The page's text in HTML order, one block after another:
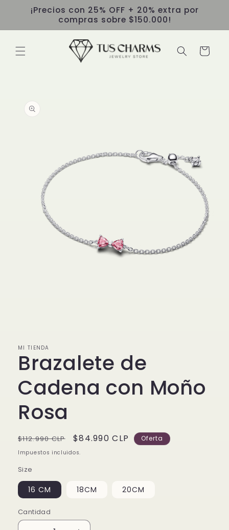
directamente
¡Precios con 25% OFF + 20% extra por
compras sobre $150.000!
Carrito
información
una
ventana
modal
MI TIENDA
Brazalete de
Cadena con Moño
Rosa
Precio
habitual
$112.990 CLP
Precio
de
$84.990 CLP Oferta
Impuestos incluidos.
Size
16 CM 18CM 20CM
Cantidad